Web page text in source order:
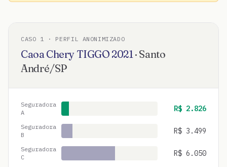
CASO 1 · PERFIL ANONIMIZADO
Caoa Chery TIGGO 2021· Santo
André/SP
Seguradora
A
R$ 2.826
Seguradora
B
R$ 3.499
Seguradora
C
R$ 6.050